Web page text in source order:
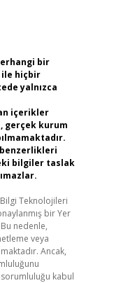
bir
ile hiçbir
yalnızca
içerikler
gerçek kurum
bilgiler taslak
Bilgi Teknolojileri
bir Yer
nedenle,
veya
Ancak,
kabul